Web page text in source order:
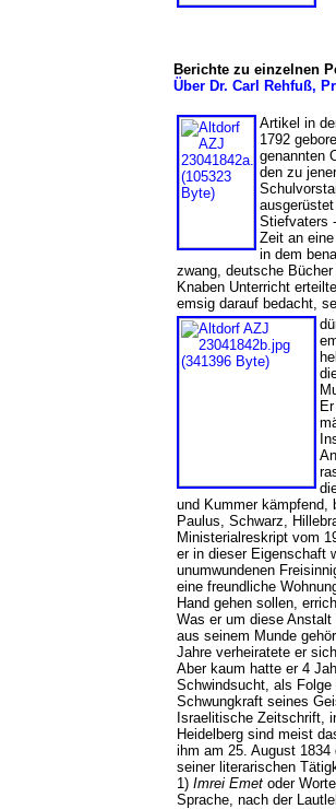
Berichte zu einzelnen
Über Dr. Carl Rehfuß,
Artikel in
1792
genannten
den zu
Stiefvaters
Zeit an
in dem
zwang, deutsche
Knaben Unterricht
emsig darauf bedacht,
und Kummer kämpfend,
Paulus, Schwarz,
Ministerialreskript vom
er in dieser Eigenschaft
unumwundenen
eine freundliche
Hand gehen sollen,
Was er um diese
aus seinem Munde
Jahre verheiratete er
Aber kaum hatte er 4
Schwindsucht, als Folge
Schwungkraft seines
Israelitische Zeitschrift,
Heidelberg sind meist
ihm am 25. August 1834
seiner literarischen
1) Imrei Emet oder
Sprache, nach der